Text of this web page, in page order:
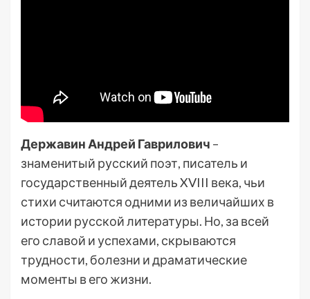
Державин Андрей Гаврилович –
знаменитый русский поэт, писатель и
государственный деятель XVIII века, чьи
стихи считаются одними из величайших в
истории русской литературы. Но, за всей
его славой и успехами, скрываются
трудности, болезни и драматические
моменты в его жизни.